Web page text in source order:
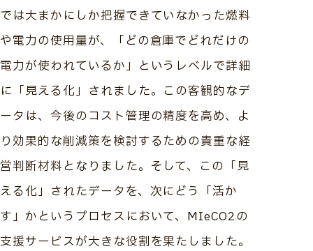
では大まかにしか把握できていなかった燃料
や電力の使用量が、「どの倉庫でどれだけの
電力が使われているか」というレベルで詳細
に「見える化」されました。この客観的なデ
ータは、今後のコスト管理の精度を高め、よ
り効果的な削減策を検討するための貴重な経
営判断材料となりました。そして、この「見
える化」されたデータを、次にどう「活か
す」かというプロセスにおいて、MIeCO2の
支援サービスが大きな役割を果たしました。